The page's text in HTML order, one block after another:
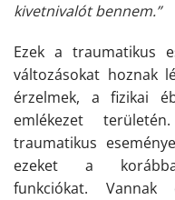
kivetnivalót bennem.”
Ezek a traumatikus
változásokat hoznak
érzelmek, a fizikai
emlékezet
traumatikus
ezeket a
funkciókat.